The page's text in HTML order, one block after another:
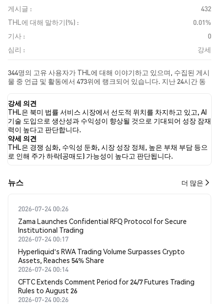
게시글 :
432
THL에 대해 말하기(%) :
0.01%
기사 :
0
심리 :
강세
344명의 고유 사용자가 THL에 대해 이야기하고 있으며, 수집된 게시
물 중 언급 및 활동에서 473위에 랭크되어 있습니다. 지난 24시간 동
으로, THL에 대한 뉴스 기사 0건이 게시되었습니다. 트위터에서는
10.83%의 트윗이 강세 감정을, 5.73%의 트윗이 약세 감정을 보였습
니다. 83.44%의 트윗은 THL에 대해 중립적인 감정을 나타냈습니다.
이 감정 분석은 157개의 트윗을 기반으로 합니다.
강세 의견
THL은 북미 법률 서비스 시장에서 선도적 위치를 차지하고 있고, AI
기술 도입으로 생산성과 수익성이 향상될 것으로 기대되어 성장 잠재
력이 높다고 판단합니다.
약세 의견
THL은 경쟁 심화, 수익성 둔화, 시장 성장 정체, 높은 부채 부담 등으
로 인해 주가 하락(공매도) 가능성이 높다고 판단됩니다.
뉴스 더 많은
2026-07-24 00:26
Zama Launches Confidential RFQ Protocol for Secure
Institutional Trading
2026-07-24 00:17
Hyperliquid's RWA Trading Volume Surpasses Crypto
Assets, Reaches 54% Share
2026-07-24 00:14
CFTC Extends Comment Period for 24/7 Futures Trading
Rules to August 26
2026-07-24 00:26